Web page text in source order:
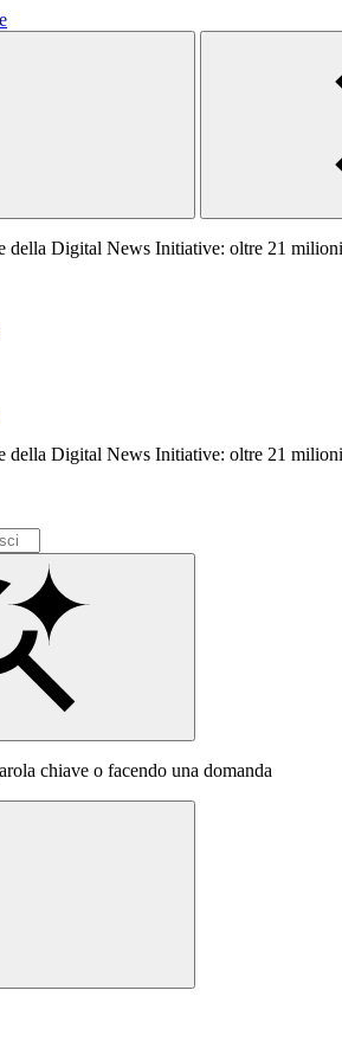
della Digital News Initiative: oltre 21
della Digital News Initiative: oltre 21
chiave o facendo una domanda